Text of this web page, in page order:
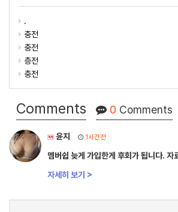
.
충전
충전
층전
충전
Comments 0 Comments
윤지 1시간전
멤버쉽 늦게 가입한게 후회가 됩니다. 자
자세히 보기 >